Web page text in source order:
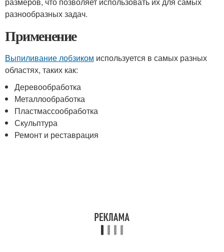
разнообразных задач.
Применение
Выпиливание лобзиком используется в самых разных
областях, таких как:
Деревообработка
Металлообработка
Пластмассообработка
Скульптура
Ремонт и реставрация